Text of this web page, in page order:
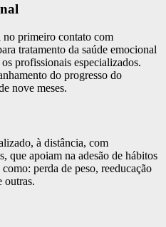
no primeiro contato com
tratamento da saúde emocional
profissionais especializados.
do progresso do
nove meses.
à distância, com
que apoiam na adesão de hábitos
perda de peso, reeducação
outras.